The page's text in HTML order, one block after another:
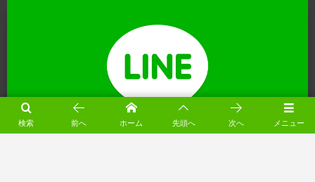
メニュー
検索 前へ ホーム 先頭へ 次へ